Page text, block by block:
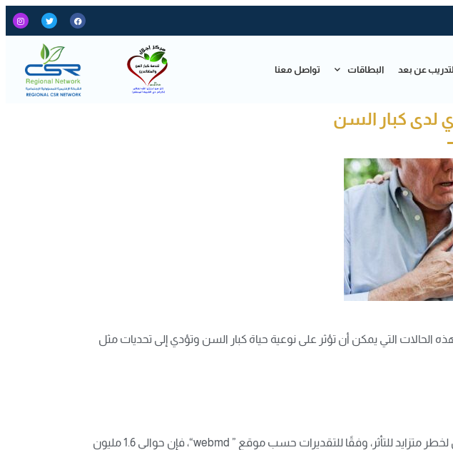
عن بعد البطاقات تواصل معنا
لدى كبار السن
الحالات التي يمكن أن تؤثر على نوعية حياة كبار السن وتؤدي إلى تحديات مثل
متزايد للتأثر، وفقًا للتقديرات حسب موقع ” webmd “، فإن حوالي 1.6 مليون